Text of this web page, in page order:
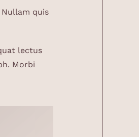
quis
lectus
Morbi